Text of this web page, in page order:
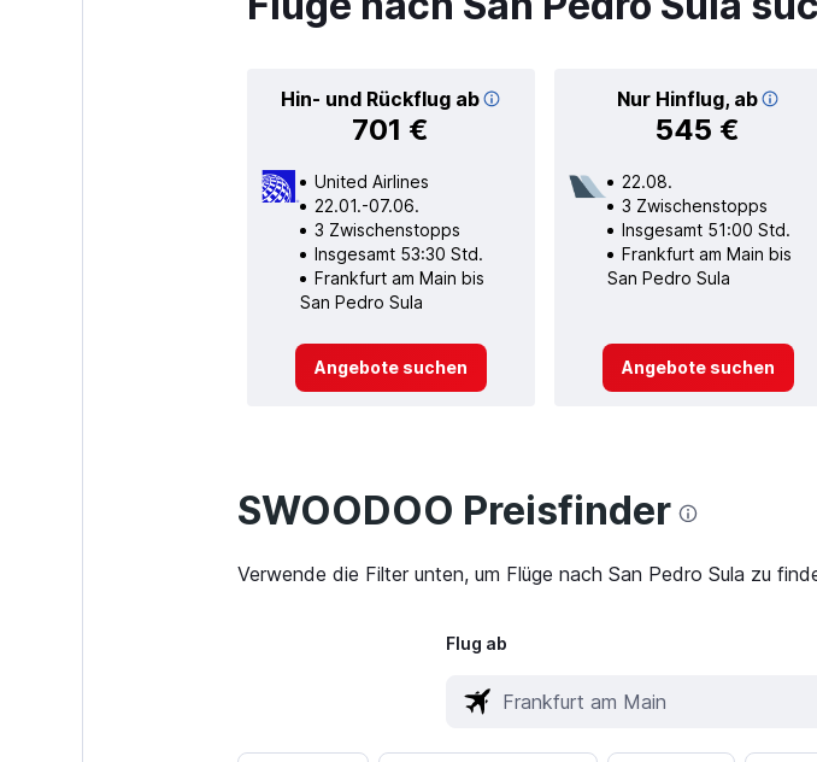
Hin- und Rückflug ab
701 €
Nur Hinflug, ab
545 €
United Airlines
22.01.-07.06.
3 Zwischenstopps
Insgesamt 53:30 Std.
Frankfurt am Main bis
San Pedro Sula
Angebote suchen
22.08.
3 Zwischenstopps
Insgesamt 51:00 Std.
Frankfurt am Main bis
San Pedro Sula
Angebote suchen
SWOODOO Preisfinder
Verwende die Filter unten, um Flüge nach San Pedro Sula zu
Flug ab